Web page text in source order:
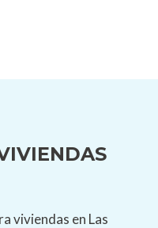
viviendas en Las